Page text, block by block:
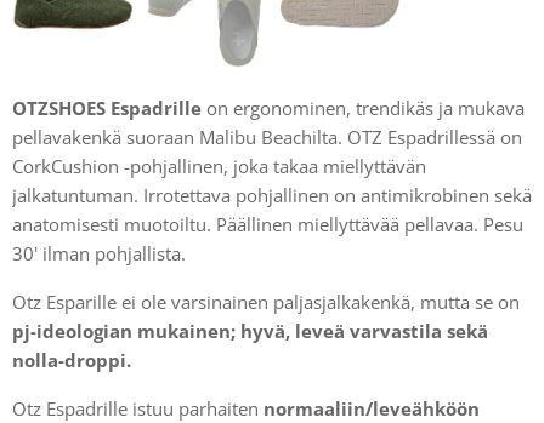
OTZSHOES Espadrille on ergonominen, trendikäs ja mukava
pellavakenkä suoraan Malibu Beachilta. OTZ Espadrillessä on
CorkCushion -pohjallinen, joka takaa miellyttävän
jalkatuntuman. Irrotettava pohjallinen on antimikrobinen sekä
anatomisesti muotoiltu. Päällinen miellyttävää pellavaa. Pesu
30' ilman pohjallista.
Otz Esparille ei ole varsinainen paljasjalkakenkä, mutta se on
pj-ideologian mukainen; hyvä, leveä varvastila sekä
nolla-droppi.
Otz Espadrille istuu parhaiten normaaliin/leveähköön